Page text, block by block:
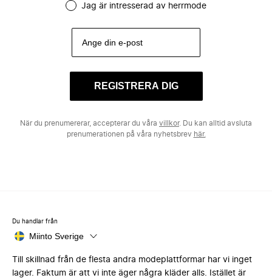
Jag är intresserad av herrmode
REGISTRERA DIG
När du prenumererar, accepterar du våra villkor. Du kan alltid avsluta
prenumerationen på våra nyhetsbrev här.
Du handlar från
Miinto Sverige
Till skillnad från de flesta andra modeplattformar har vi inget
lager. Faktum är att vi inte äger några kläder alls. Istället är